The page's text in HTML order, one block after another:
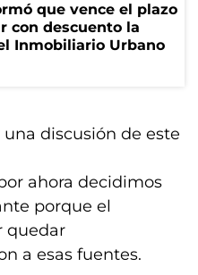
que vence el plazo
con descuento la
Inmobiliario Urbano
una discusión de este
ahora decidimos
porque el
quedar
a esas fuentes.